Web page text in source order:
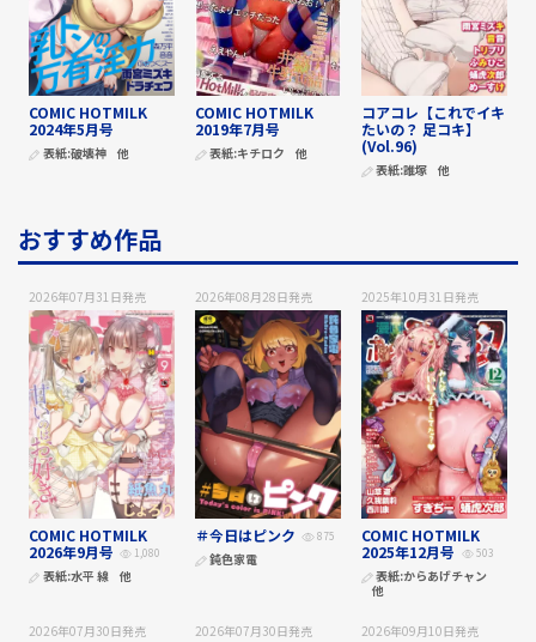
COMIC HOTMILK
2024年5月号
表紙:破壊神 他
COMIC HOTMILK
2019年7月号
表紙:キチロク 他
コアコレ【これでイキ
たいの？ 足コキ】
(Vol.96)
表紙:誰塚 他
おすすめ作品
2026年07月31日発売
COMIC HOTMILK
2026年9月号
1,080
表紙:水平 線 他
2026年08月28日発売
＃今日はピンク 875
鈍色家電
2025年10月31日発売
COMIC HOTMILK
2025年12月号
503
表紙:からあげチャン
他
2026年07月30日発売 2026年07月30日発売 2026年09月10日発売